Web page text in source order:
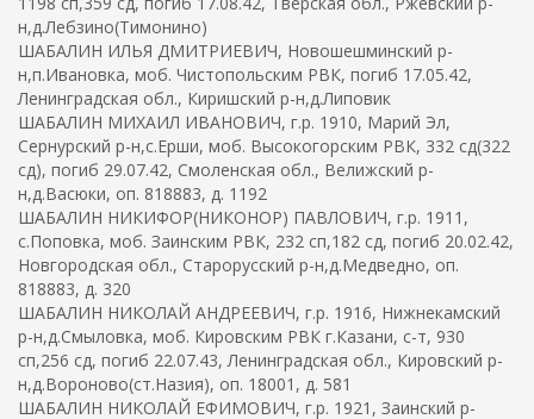
н,д.Лебзино(Тимонино)
ШАБАЛИН ИЛЬЯ ДМИТРИЕВИЧ, Новошешминский р-
н,п.Ивановка, моб. Чистопольским РВК, погиб 17.05.42,
Ленинградская обл., Киришский р-н,д.Липовик
ШАБАЛИН МИХАИЛ ИВАНОВИЧ, г.р. 1910, Марий Эл,
Сернурский р-н,с.Ерши, моб. Высокогорским РВК, 332 сд(322
сд), погиб 29.07.42, Смоленская обл., Велижский р-
н,д.Васюки, оп. 818883, д. 1192
ШАБАЛИН НИКИФОР(НИКОНОР) ПАВЛОВИЧ, г.р. 1911,
с.Поповка, моб. Заинским РВК, 232 сп,182 сд, погиб 20.02.42,
Новгородская обл., Старорусский р-н,д.Медведно, оп.
818883, д. 320
ШАБАЛИН НИКОЛАЙ АНДРЕЕВИЧ, г.р. 1916, Нижнекамский
р-н,д.Смыловка, моб. Кировским РВК г.Казани, с-т, 930
сп,256 сд, погиб 22.07.43, Ленинградская обл., Кировский р-
н,д.Вороново(ст.Назия), оп. 18001, д. 581
ШАБАЛИН НИКОЛАЙ ЕФИМОВИЧ, г.р. 1921, Заинский р-